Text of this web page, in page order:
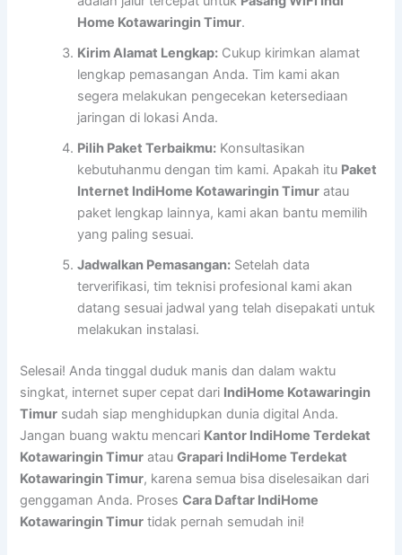
Home Kotawaringin Timur.
Kirim Alamat Lengkap: Cukup kirimkan alamat
lengkap pemasangan Anda. Tim kami akan
segera melakukan pengecekan ketersediaan
jaringan di lokasi Anda.
Pilih Paket Terbaikmu: Konsultasikan
kebutuhanmu dengan tim kami. Apakah itu Paket
Internet IndiHome Kotawaringin Timur atau
paket lengkap lainnya, kami akan bantu memilih
yang paling sesuai.
Jadwalkan Pemasangan: Setelah data
terverifikasi, tim teknisi profesional kami akan
datang sesuai jadwal yang telah disepakati untuk
melakukan instalasi.
Selesai! Anda tinggal duduk manis dan dalam waktu
singkat, internet super cepat dari IndiHome Kotawaringin
Timur sudah siap menghidupkan dunia digital Anda.
Jangan buang waktu mencari Kantor IndiHome Terdekat
Kotawaringin Timur atauGrapari IndiHome Terdekat
Kotawaringin Timur, karena semua bisa diselesaikan dari
genggaman Anda. ProsesCara Daftar IndiHome
Kotawaringin Timur tidak pernah semudah ini!